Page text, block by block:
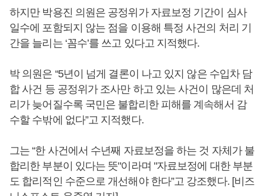
하지만 박용진 의원은 공정위가 자료보정 기간이 심사
일수에 포함되지 않는 점을 이용해 특정 사건의 처리 기
간을 늘리는 ‘꼼수’를 쓰고 있다고 지적했다.
박 의원은 “5년이 넘게 결론이 나고 있지 않은 수입차 담
합 사건 등 공정위가 조사만 하고 있는 사건이 많은데 처
리가 늦어질수록 국민은 불합리한 피해를 계속해서 감
수할 수밖에 없다”고 지적했다.
그는 “한 사건에서 수년째 자료보정을 하는 것 자체가 불
합리한 부분이 있다는 뜻"이라며 "자료보정에 대한 부분
도 합리적인 수준으로 개선해야 한다”고 강조했다. [비즈